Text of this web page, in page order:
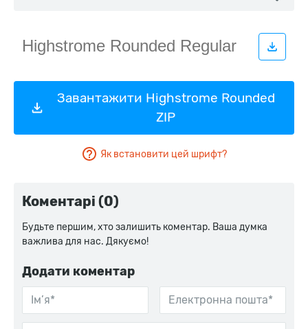
Завантажити Highstrome Rounded
ZIP
Як встановити цей шрифт?
Коментарі (0)
Будьте першим, хто залишить коментар. Ваша думка
важлива для нас. Дякуємо!
Додати коментар